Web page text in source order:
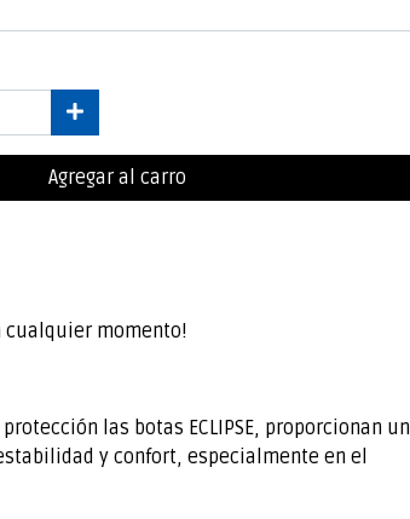
Agregar al carro
cualquier momento!
las botas ECLIPSE, proporcionan un
y confort, especialmente en el